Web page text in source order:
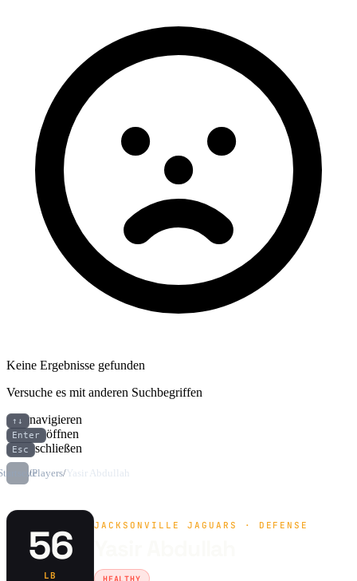
Keine Ergebnisse gefunden
Versuche es mit anderen Suchbegriffen
↑↓ navigieren
Enter öffnen
Esc schließen
/Players/Yasir Abdullah
56
LB
JACKSONVILLE JAGUARS · DEFENSE
HEALTHY